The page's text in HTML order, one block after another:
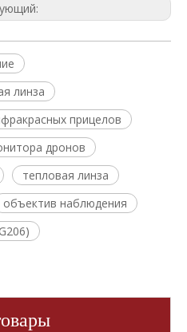
линза
прицелов
дронов
тепловая линза
объектив наблюдения